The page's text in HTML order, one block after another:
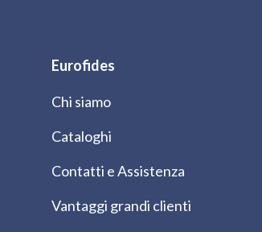
Eurofides
Chi siamo
Cataloghi
Contatti e Assistenza
Vantaggi grandi clienti